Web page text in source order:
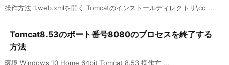
操作方法 1.web.xmlを開く Tomcatのインストールディレクトリ\co ...
Tomcat8.53のポート番号8080のプロセスを終了する
方法
環境 Windows 10 Home 64bit Tomcat 8.53 操作方 ...